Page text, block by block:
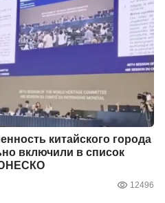
китайского города
включили в список
ЮНЕСКО
12496